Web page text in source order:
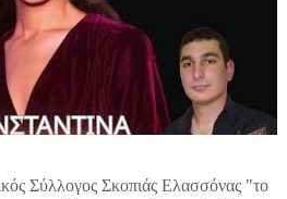
Σύλλογος Σκοπιάς Ελασσόνας "το